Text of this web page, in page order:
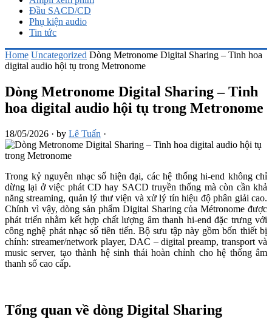
Đầu SACD/CD
Phụ kiện audio
Tin tức
Home Uncategorized Dòng Metronome Digital Sharing – Tinh hoa
digital audio hội tụ trong Metronome
Dòng Metronome Digital Sharing – Tinh
hoa digital audio hội tụ trong Metronome
18/05/2026 · by Lê Tuấn ·
Trong kỷ nguyên nhạc số hiện đại, các hệ thống hi-end không chỉ
dừng lại ở việc phát CD hay SACD truyền thống mà còn cần khả
năng streaming, quản lý thư viện và xử lý tín hiệu độ phân giải cao.
Chính vì vậy, dòng sản phẩm Digital Sharing của Métronome được
phát triển nhằm kết hợp chất lượng âm thanh hi-end đặc trưng với
công nghệ phát nhạc số tiên tiến. Bộ sưu tập này gồm bốn thiết bị
chính: streamer/network player, DAC – digital preamp, transport và
music server, tạo thành hệ sinh thái hoàn chỉnh cho hệ thống âm
thanh số cao cấp.
Tổng quan về dòng Digital Sharing